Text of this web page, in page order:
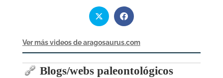
Ver más videos de aragosaurus.com
Blogs/webs paleontológicos